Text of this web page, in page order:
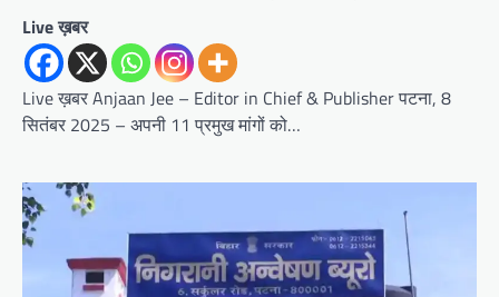
Live ख़बर
Live ख़बर Anjaan Jee – Editor in Chief & Publisher पटना, 8
सितंबर 2025 – अपनी 11 प्रमुख मांगों को…